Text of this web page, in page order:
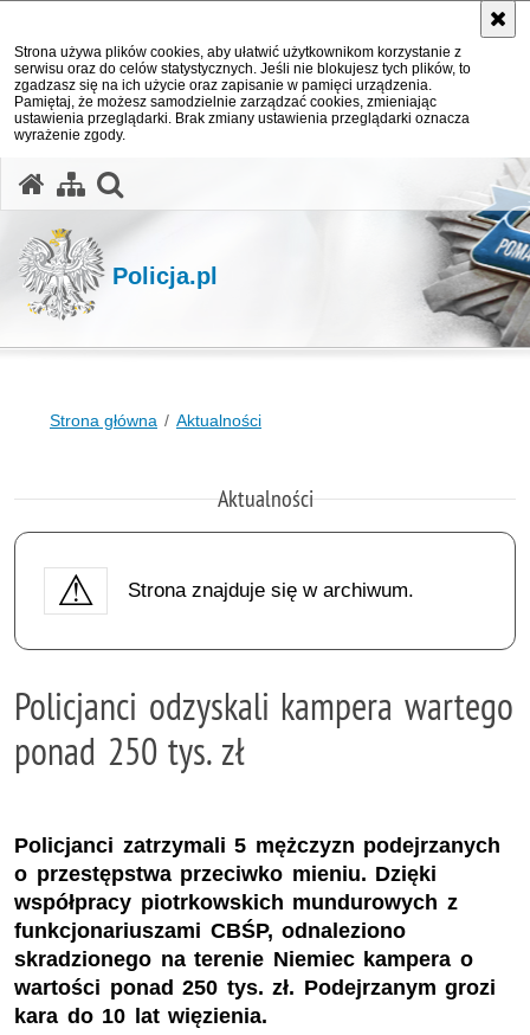
Strona używa plików cookies, aby ułatwić użytkownikom korzystanie z
serwisu oraz do celów statystycznych. Jeśli nie blokujesz tych plików, to
zgadzasz się na ich użycie oraz zapisanie w pamięci urządzenia.
Pamiętaj, że możesz samodzielnie zarządzać cookies, zmieniając
ustawienia przeglądarki. Brak zmiany ustawienia przeglądarki oznacza
wyrażenie zgody.
Policja.pl
Strona główna Aktualności
Aktualności
Strona znajduje się w archiwum.
Policjanci odzyskali kampera wartego
ponad 250 tys. zł
Policjanci zatrzymali 5 mężczyzn podejrzanych
o przestępstwa przeciwko mieniu. Dzięki
współpracy piotrkowskich mundurowych z
funkcjonariuszami CBŚP, odnaleziono
skradzionego na terenie Niemiec kampera o
wartości ponad 250 tys. zł. Podejrzanym grozi
kara do 10 lat więzienia.